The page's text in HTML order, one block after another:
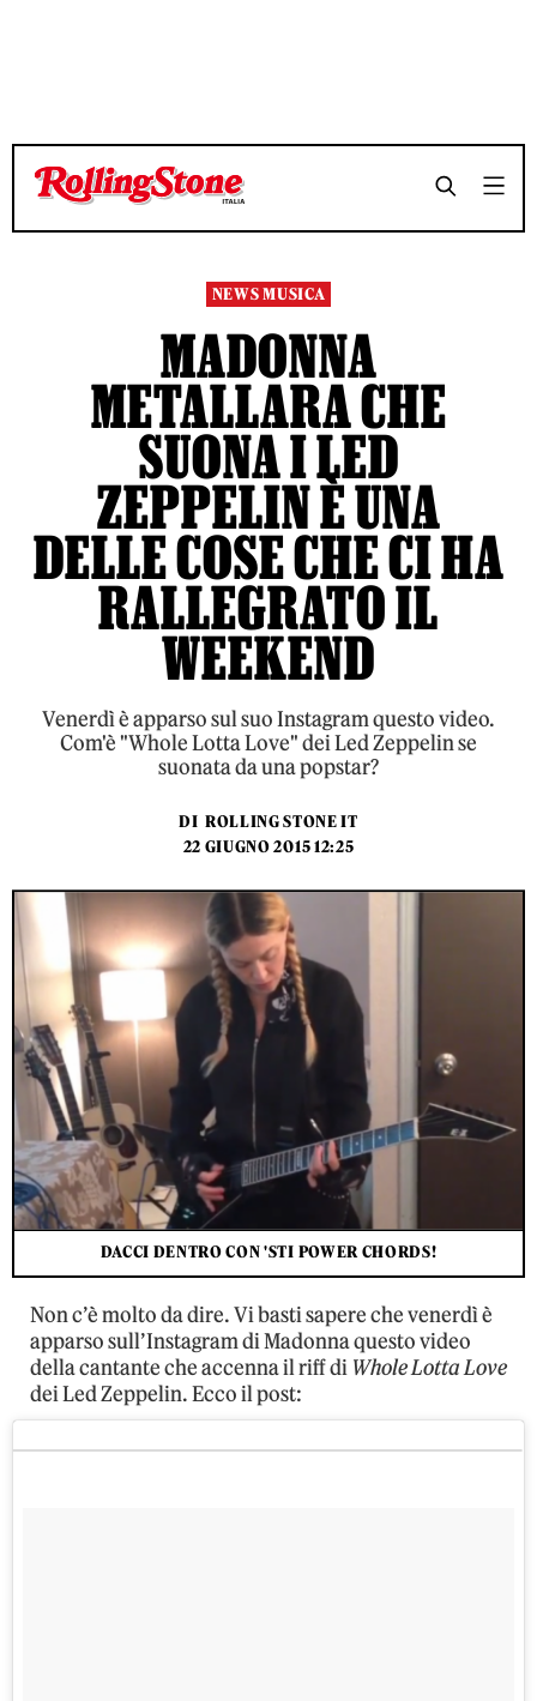
TEMPO DI LETTURA 2 MINUTI SHARE
TEMPO DI LETTURA 2 MINUTI SHARE
NEWS MUSICA
MADONNA
METALLARA CHE
SUONA I LED
ZEPPELIN È UNA
DELLE COSE CHE CI HA
RALLEGRATO IL
WEEKEND
Venerdì è apparso sul suo Instagram questo video.
Com'è "Whole Lotta Love" dei Led Zeppelin se
suonata da una popstar?
DI ROLLING STONE IT
22 GIUGNO 2015 12:25
DACCI DENTRO CON 'STI POWER CHORDS!
Non c’è molto da dire. Vi basti sapere che venerdì è
apparso sull’Instagram di Madonna questo video
della cantante che accenna il riff di Whole Lotta Love
dei Led Zeppelin. Ecco il post: